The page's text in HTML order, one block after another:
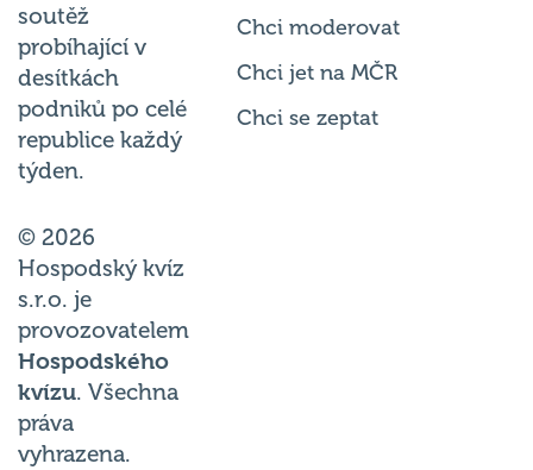
soutěž
probíhající v
desítkách
podniků po celé
republice každý
týden.
© 2026
Hospodský kvíz
s.r.o. je
provozovatelem
Hospodského
kvízu. Všechna
práva
vyhrazena.
Chci moderovat
Chci jet na MČR
Chci se zeptat